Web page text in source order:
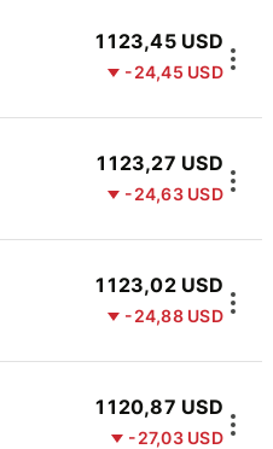
1 123,45 USD
-24,45 USD
1 123,27 USD
-24,63 USD
1 123,02 USD
-24,88 USD
1 120,87 USD
-27,03 USD